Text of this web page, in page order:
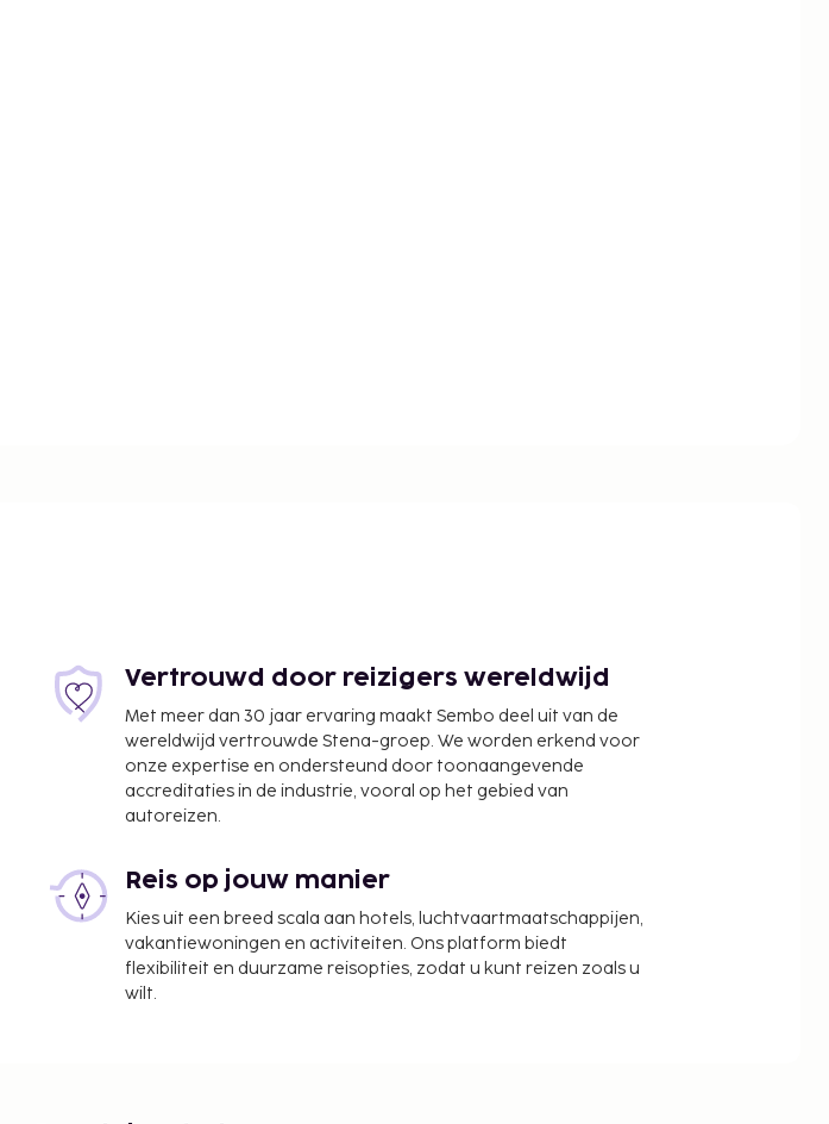
Vertrouwd door reizigers wereldwijd
Met meer dan 30 jaar ervaring maakt Sembo deel uit van de
wereldwijd vertrouwde Stena-groep. We worden erkend voor
onze expertise en ondersteund door toonaangevende
accreditaties in de industrie, vooral op het gebied van
autoreizen.
Reis op jouw manier
Kies uit een breed scala aan hotels, luchtvaartmaatschappijen,
vakantiewoningen en activiteiten. Ons platform biedt
flexibiliteit en duurzame reisopties, zodat u kunt reizen zoals u
wilt.